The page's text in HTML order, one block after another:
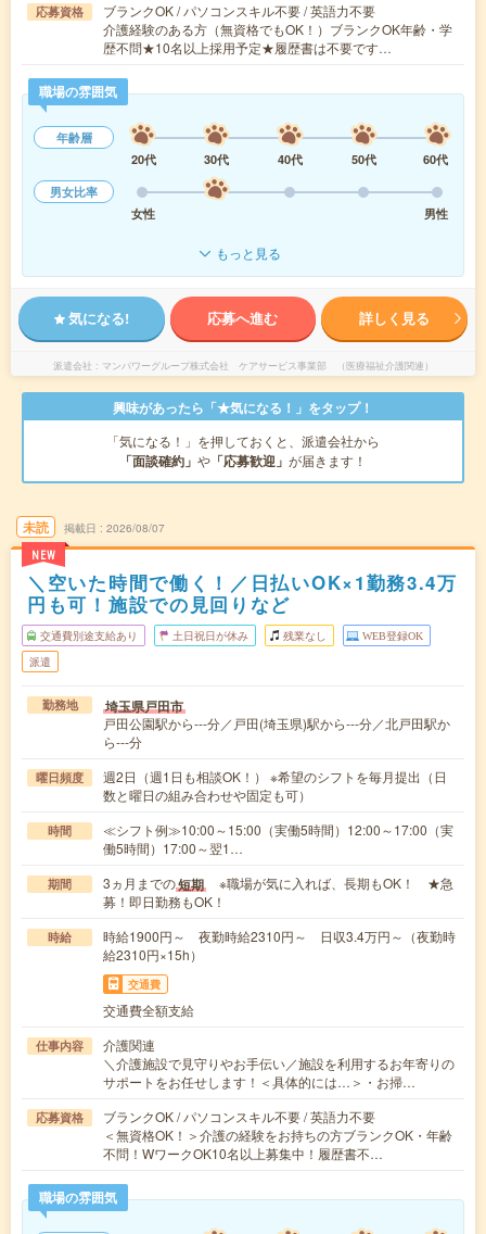
応募資格
ブランクOK / パソコンスキル不要 / 英語力不要
介護経験のある方（無資格でもOK！）ブランクOK年齢・学
歴不問★10名以上採用予定★履歴書は不要です…
職場の雰囲気
年齢層
20代
30代 40代 50代
60代
男女比率
女性
男性
もっと見る
気になる! 応募へ進む 詳しく見る
派遣会社 マンパワーグループ株式会社 ケアサービス事業部 （医療福祉介護関連）
興味があったら「★気になる！」をタップ！
「気になる！」を押しておくと、派遣会社から
「面談確約」 や 「応募歓迎」 が届きます！
未読
NEW
掲載日 2026/08/07
＼空いた時間で働く！／日払いOK×1勤務3.4万
円も可！施設での見回りなど
交通費別途支給あり 土日祝日が休み 残業なし WEB登録OK
派遣
勤務地 埼玉県戸田市
戸田公園駅から---分／戸田(埼玉県)駅から---分／北戸田駅か
ら---分
曜日頻度
週2日（週1日も相談OK！） ※希望のシフトを毎月提出（日
数と曜日の組み合わせや固定も可）
時間
≪シフト例≫10:00～15:00（実働5時間）12:00～17:00（実
働5時間）17:00～翌1…
期間 3ヵ月までの短期
※職場が気に入れば、長期もOK！ ★急
募！即日勤務もOK！
時給
時給1900円～ 夜勤時給2310円～ 日収3.4万円～（夜勤時
給2310円×15h）
交通費
交通費全額支給
仕事内容
介護関連
＼介護施設で見守りやお手伝い／施設を利用するお年寄りの
サポートをお任せします！＜具体的には…＞・お掃…
応募資格
ブランクOK / パソコンスキル不要 / 英語力不要
＜無資格OK！＞介護の経験をお持ちの方ブランクOK・年齢
不問！WワークOK10名以上募集中！履歴書不…
職場の雰囲気